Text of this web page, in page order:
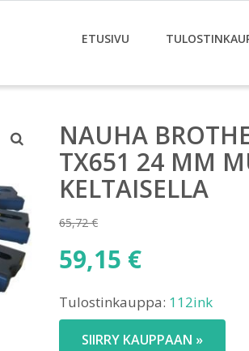
ETUSIVU
NAUHA
TX651 24 MM
KELTAISELLA
65,72€
Alkuperäinen
hinta
65,72 €.
59,15 €
hinta
on:
59,15 €.
Tulostinkauppa: 112ink
SIIRRY KAUPPAAN »